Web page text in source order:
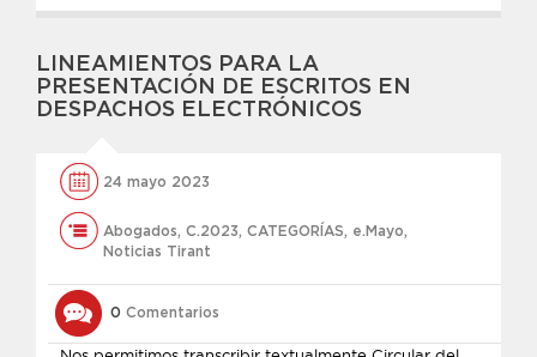
LINEAMIENTOS PARA LA
PRESENTACIÓN DE ESCRITOS EN
DESPACHOS ELECTRÓNICOS
24 mayo 2023
Abogados, C.2023, CATEGORÍAS, e.Mayo,
Noticias Tirant
0 Comentarios